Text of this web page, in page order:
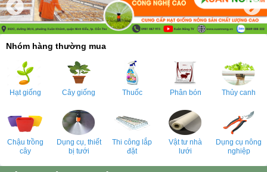
Nhóm hàng thường mua
Hạt giống Cây giống Thuốc Phân bón Thủy canh
Chậu trồng
cây
Dụng cụ, thiết
bị tưới
Thi công lắp
đặt
Vật tư nhà
lưới
Dụng cụ nông
nghiệp